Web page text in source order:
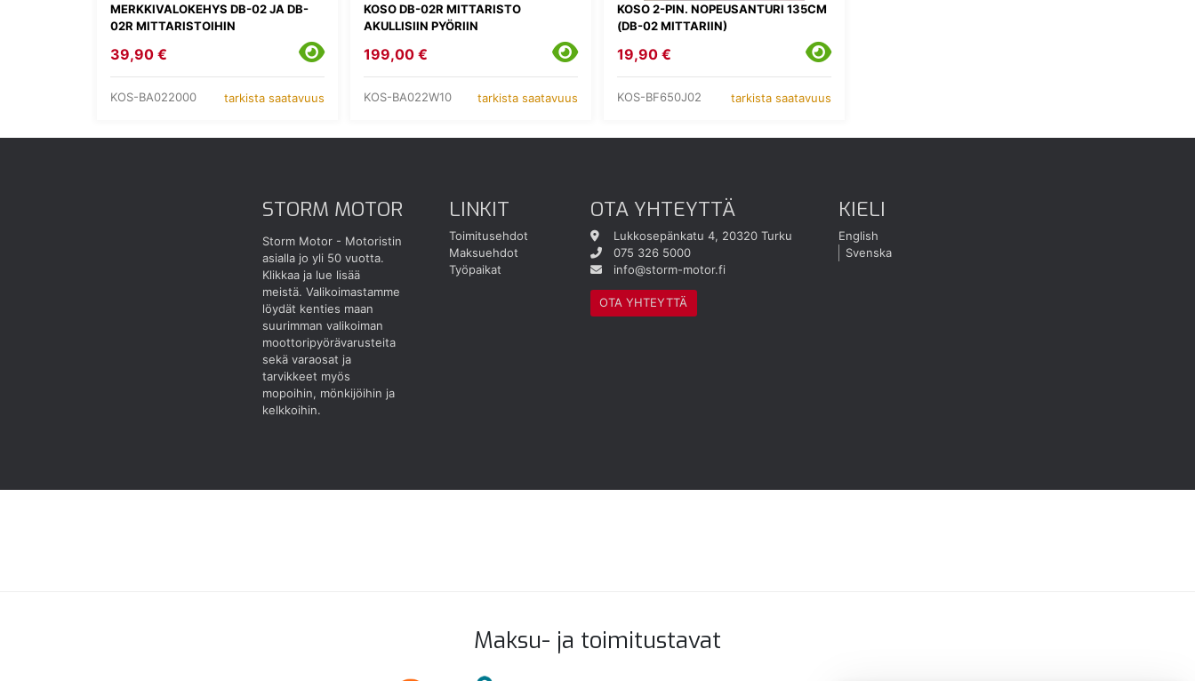
MERKKIVALOKEHYS DB-02 JA DB-
02R MITTARISTOIHIN
39,90 €
KOS-BA022000 tarkista saatavuus
KOSO DB-02R MITTARISTO
AKULLISIIN PYÖRIIN
199,00 €
KOS-BA022W10 tarkista saatavuus
KOSO 2-PIN. NOPEUSANTURI 135CM
(DB-02 MITTARIIN)
19,90 €
KOS-BF650J02 tarkista saatavuus
STORM MOTOR
Storm Motor - Motoristin
asialla jo yli 50 vuotta.
Klikkaa ja lue lisää
meistä. Valikoimastamme
löydät kenties maan
suurimman valikoiman
moottoripyörävarusteita
sekä varaosat ja
tarvikkeet myös
mopoihin, mönkijöihin ja
kelkkoihin.
LINKIT
Toimitusehdot
Maksuehdot
Työpaikat
OTA YHTEYTTÄ
Lukkosepänkatu 4, 20320 Turku
075 326 5000
info@storm-motor.fi
OTA YHTEYTTÄ
KIELI
English
Svenska
Maksu- ja toimitustavat